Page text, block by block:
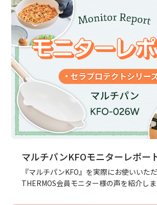
マルチパンKFOモニターレポー
『マルチパンKFO』を実際にお使いいた
THERMOS会員モニター様の声を紹介しま